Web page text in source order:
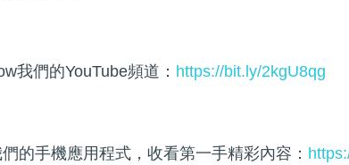
我們的YouTube頻道： https://bit.ly/2kgU8qg
的手機應用程式，收看第一手精彩內容：